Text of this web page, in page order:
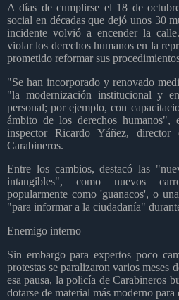
A días de cumplirse el 18 de
social en décadas que dejó unos 30
incidente volvió a encender la
violar los derechos humanos en la
prometido reformar sus
"Se han incorporado y renovado
"la modernización institucional y
personal; por ejemplo, con
ámbito de los derechos
inspector Ricardo Yáñez,
Carabineros.
Entre los cambios, destacó las
intangibles", como nuevos
popularmente como 'guanacos', o
"para informar a la ciudadanía"
Enemigo interno
Sin embargo para expertos poco
protestas se paralizaron varios meses
esa pausa, la policía de Carabineros
dotarse de material más moderno